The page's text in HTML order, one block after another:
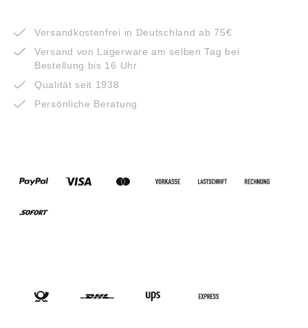
Versandkostenfrei in Deutschland ab 75€
Versand von Lagerware am selben Tag bei
Bestellung bis 16 Uhr
Qualität seit 1938
Persönliche Beratung